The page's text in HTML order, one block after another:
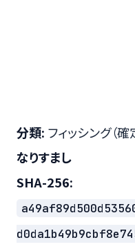
分類: フィッシング（確
なりすまし
SHA-256: